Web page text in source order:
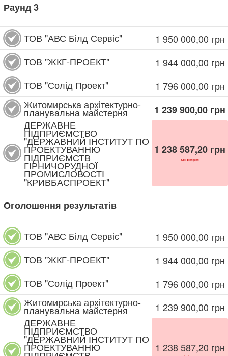
Раунд3
ТОВ "АВС Білд Сервіс" 1 950 000,00 грн
ТОВ "ЖКГ-ПРОЕКТ"
1 944 000,00 грн
ТОВ "Солід Проект"
1 796 000,00 грн
Житомирська архітектурно-
планувальна майстерня 1 239 900,00 грн
ДЕРЖАВНЕ
ПІДПРИЄМСТВО
"ДЕРЖАВНИЙ ІНСТИТУТ ПО
ПРОЕКТУВАННЮ
ПІДПРИЄМСТВ
ГІРНИЧОРУДНОЇ
ПРОМИСЛОВОСТІ
"КРИВБАСПРОЕКТ"
1 238 587,20 грн
мінімум
Оголошення результатів
ТОВ "АВС Білд Сервіс" 1 950 000,00 грн
ТОВ "ЖКГ-ПРОЕКТ"
1 944 000,00 грн
ТОВ "Солід Проект"
1 796 000,00 грн
Житомирська архітектурно-
планувальна майстерня 1 239 900,00 грн
ДЕРЖАВНЕ
ПІДПРИЄМСТВО
"ДЕРЖАВНИЙ ІНСТИТУТ ПО
ПРОЕКТУВАННЮ 1 238 587,20 грн